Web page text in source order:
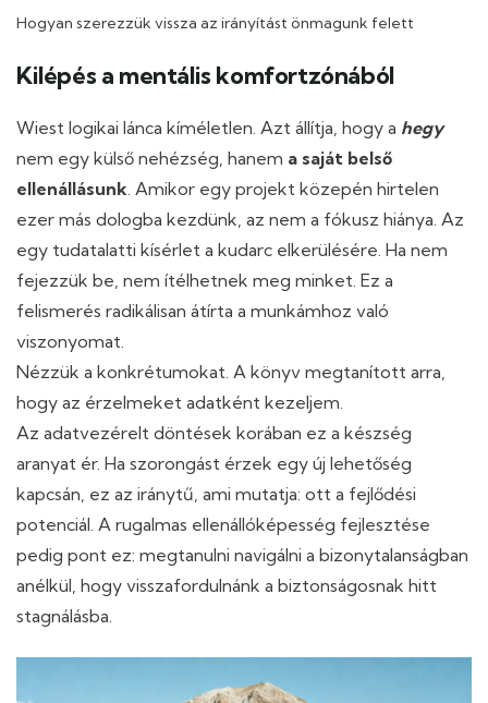
Hogyan szerezzük vissza az irányítást önmagunk felett
Kilépés a mentális komfortzónából
Wiest logikai lánca kíméletlen. Azt állítja, hogy a hegy
nem egy külső nehézség, hanem a saját belső
ellenállásunk . Amikor egy projekt közepén hirtelen
ezer más dologba kezdünk, az nem a fókusz hiánya. Az
egy tudatalatti kísérlet a kudarc elkerülésére. Ha nem
fejezzük be, nem ítélhetnek meg minket. Ez a
felismerés radikálisan átírta a munkámhoz való
viszonyomat.
Nézzük a konkrétumokat. A könyv megtanított arra,
hogy az érzelmeket adatként kezeljem.
Az adatvezérelt döntések korában ez a készség
aranyat ér. Ha szorongást érzek egy új lehetőség
kapcsán, ez az iránytű, ami mutatja: ott a fejlődési
potenciál. A rugalmas ellenállóképesség fejlesztése
pedig pont ez: megtanulni navigálni a bizonytalanságban
anélkül, hogy visszafordulnánk a biztonságosnak hitt
stagnálásba.